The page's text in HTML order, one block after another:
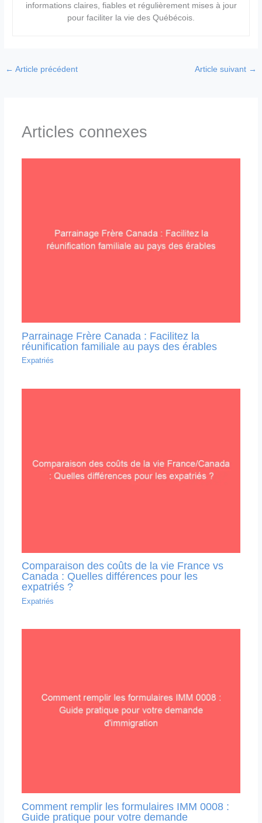
informations claires, fiables et régulièrement mises à jour
pour faciliter la vie des Québécois.
← Article précédent Article suivant →
Articles connexes
Parrainage Frère Canada : Facilitez la
réunification familiale au pays des érables
Expatriés
Comparaison des coûts de la vie France vs
Canada : Quelles différences pour les
expatriés ?
Expatriés
Comment remplir les formulaires IMM 0008 :
Guide pratique pour votre demande